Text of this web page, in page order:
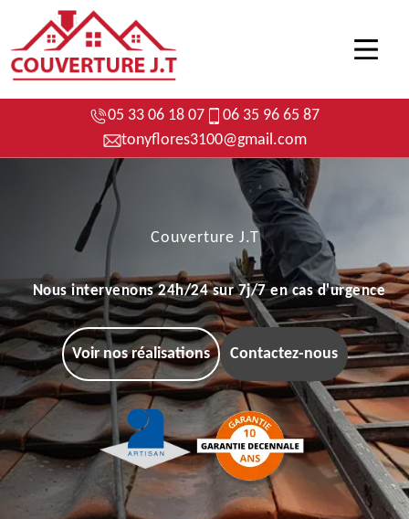
05 33 06 18 07
06 35 96 65 87
tonyflores3100@gmail.com
Couverture J.T
Nous intervenons 24h/24 sur 7j/7 en cas d'urgence
Voir nos réalisations Contactez-nous